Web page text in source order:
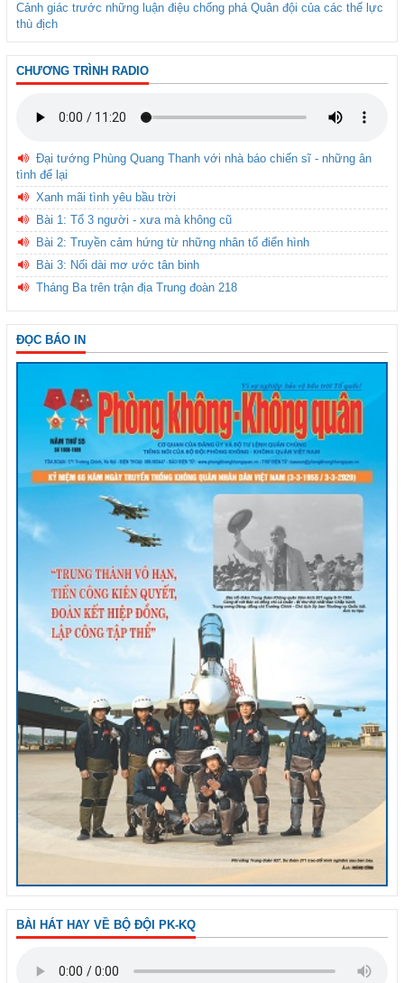
Cảnh giác trước những luận điệu chống phá Quân đội của các thế lực
thù địch
CHƯƠNG TRÌNH RADIO
Đại tướng Phùng Quang Thanh với nhà báo chiến sĩ - những ân
tình để lại
Xanh mãi tình yêu bầu trời
Bài 1: Tổ 3 người - xưa mà không cũ
Bài 2: Truyền cảm hứng từ những nhân tố điển hình
Bài 3: Nối dài mơ ước tân binh
Tháng Ba trên trận địa Trung đoàn 218
ĐỌC BÁO IN
BÀI HÁT HAY VỀ BỘ ĐỘI PK-KQ